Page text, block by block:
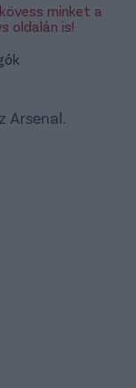
minket a
oldalán is!
Arsenal.